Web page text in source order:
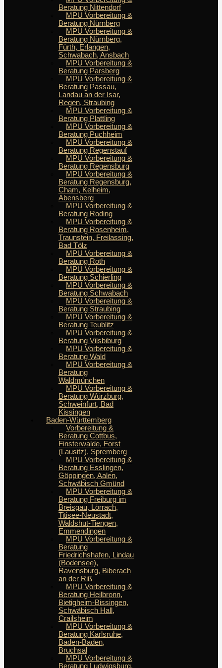
Beratung Nittendorf
MPU Vorbereitung &
Beratung Nürnberg
MPU Vorbereitung &
Beratung Nürnberg,
Fürth, Erlangen,
Schwabach, Ansbach
MPU Vorbereitung &
Beratung Parsberg
MPU Vorbereitung &
Beratung Passau,
Landau an der Isar,
Regen, Straubing
MPU Vorbereitung &
Beratung Plattling
MPU Vorbereitung &
Beratung Puchheim
MPU Vorbereitung &
Beratung Regenstauf
MPU Vorbereitung &
Beratung Regensburg
MPU Vorbereitung &
Beratung Regensburg,
Cham, Kelheim,
Abensberg
MPU Vorbereitung &
Beratung Roding
MPU Vorbereitung &
Beratung Rosenheim,
Traunstein, Freilassing,
Bad Tölz
MPU Vorbereitung &
Beratung Roth
MPU Vorbereitung &
Beratung Schierling
MPU Vorbereitung &
Beratung Schwabach
MPU Vorbereitung &
Beratung Straubing
MPU Vorbereitung &
Beratung Teublitz
MPU Vorbereitung &
Beratung Vilsbiburg
MPU Vorbereitung &
Beratung Wald
MPU Vorbereitung &
Beratung
Waldmünchen
MPU Vorbereitung &
Beratung Würzburg,
Schweinfurt, Bad
Kissingen
Baden-Württemberg
Vorbereitung &
Beratung Cottbus,
Finsterwalde, Forst
(Lausitz), Spremberg
MPU Vorbereitung &
Beratung Esslingen,
Göppingen, Aalen,
Schwäbisch Gmünd
MPU Vorbereitung &
Beratung Freiburg im
Breisgau, Lörrach,
Titisee-Neustadt,
Waldshut-Tiengen,
Emmendingen
MPU Vorbereitung &
Beratung
Friedrichshafen, Lindau
(Bodensee),
Ravensburg, Biberach
an der Riß
MPU Vorbereitung &
Beratung Heilbronn,
Bietigheim-Bissingen,
Schwäbisch Hall,
Crailsheim
MPU Vorbereitung &
Beratung Karlsruhe,
Baden-Baden,
Bruchsal
MPU Vorbereitung &
Beratung Ludwigsburg,